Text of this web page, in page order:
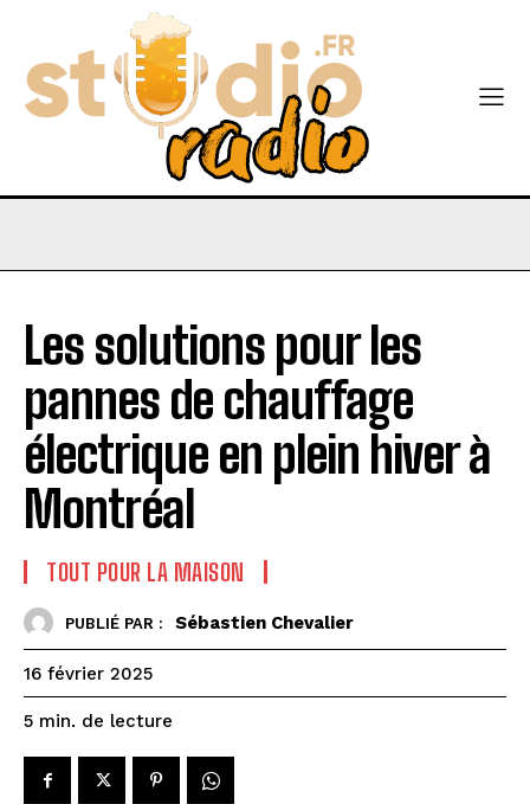
Les solutions pour les
pannes de chauffage
électrique en plein hiver à
Montréal
TOUT POUR LA MAISON
PUBLIÉ PAR : Sébastien Chevalier
16 février 2025
5 min. de lecture